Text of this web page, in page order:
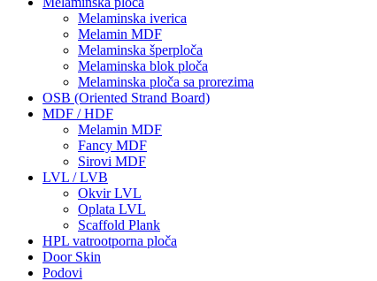
Melaminska iverica
Melamin MDF
Melaminska šperploča
Melaminska blok ploča
Melaminska ploča sa prorezima
OSB (Oriented Strand Board)
MDF / HDF
Melamin MDF
Fancy MDF
Sirovi MDF
LVL / LVB
Okvir LVL
Oplata LVL
Scaffold Plank
HPL vatrootporna ploča
Door Skin
Podovi